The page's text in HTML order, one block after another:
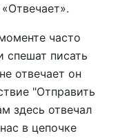
часто
спешат писать
отвечает он
"Отправить
здесь отвечал
в цепочке